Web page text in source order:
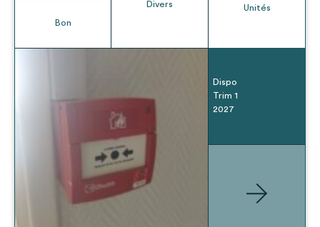
Bon
Divers
Unités
Dispo
Trim 1
2027